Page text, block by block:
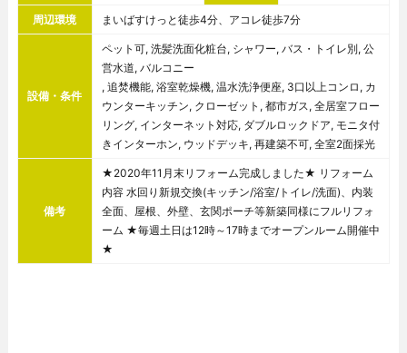
周辺環境 まいばすけっと徒歩4分、アコレ徒歩7分
設備・条件
ペット可, 洗髪洗面化粧台, シャワー, バス・トイレ別, 公
営水道, バルコニー
, 追焚機能, 浴室乾燥機, 温水洗浄便座, 3口以上コンロ, カ
ウンターキッチン, クローゼット, 都市ガス, 全居室フロー
リング, インターネット対応, ダブルロックドア, モニタ付
きインターホン, ウッドデッキ, 再建築不可, 全室2面採光
備考
★2020年11月末リフォーム完成しました★ リフォーム
内容 水回り新規交換(キッチン/浴室/トイレ/洗面)、内装
全面、屋根、外壁、玄関ポーチ等新築同様にフルリフォ
ーム ★毎週土日は12時～17時までオープンルーム開催中
★